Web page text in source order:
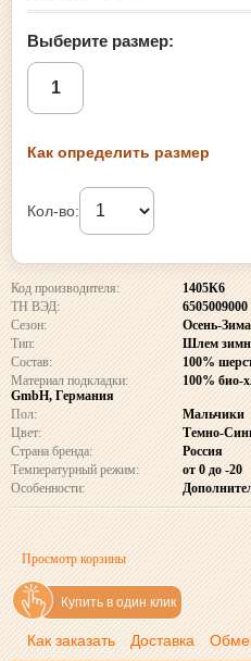
Выберите размер:
1
Как определить размер
Кол-во:
Код производителя:
1405К6
ТН ВЭД:
6505009000
Сезон:
Осень-Зима
Тип:
Шлем
Состав:
100%
Материал подкладки:
100% био-
GmbH, Германия
Пол:
Мальчики
Цвет:
Темно-
Страна бренда:
Россия
Температурный режим:
от 0 до -20
Особенности:
Просмотр корзины
Купить в один клик
Как заказать Доставка